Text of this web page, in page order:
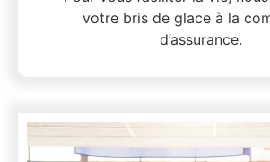
votre bris de glace à la
d’assurance.